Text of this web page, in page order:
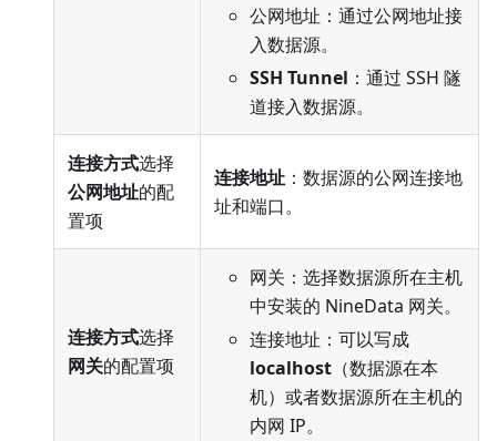
公网地址：通过公网地址接
入数据源。
SSH Tunnel ：通过 SSH 隧
道接入数据源。
连接方式选择
公网地址的配
置项
连接地址 ：数据源的公网连接地
址和端口。
连接方式选择
网关的配置项
网关：选择数据源所在主机
中安装的 NineData 网关。
连接地址：可以写成
localhost （数据源在本
机）或者数据源所在主机的
内网 IP。